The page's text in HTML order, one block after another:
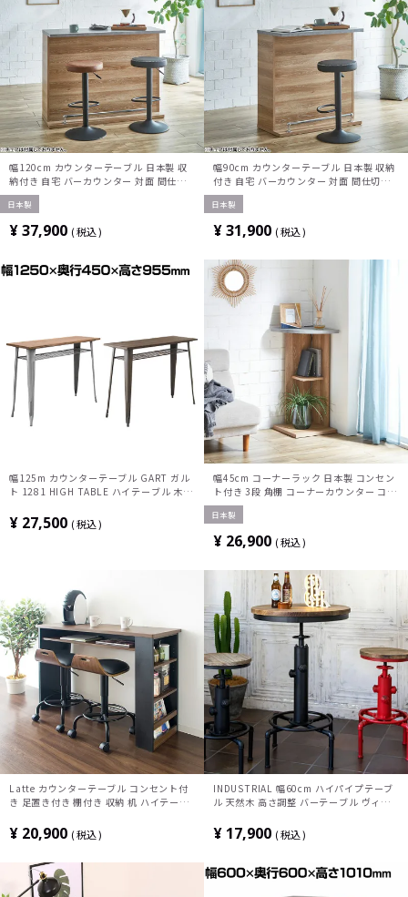
幅120cm カウンターテーブル 日本製 収
納付き 自宅 バーカウンター 対面 間仕切
り ホームバー おしゃれ ナチュラルモダン
ダイニング リビング キッチン 完成品
日本製
¥37,900 税込
幅90cm カウンターテーブル 日本製 収納
付き 自宅 バーカウンター 対面 間仕切り
ホームバー おしゃれ ナチュラルモダン ダ
イニング リビング キッチン 完成品
日本製
¥31,900 税込
幅125m カウンターテーブル GART ガル
ト 1281 HIGH TABLE ハイテーブル 木製
テーブル 収納棚付き モダン クリア ダー
クブラウン
¥ 27,500 税込
幅45cm コーナーラック 日本製 コンセン
ト付き 3段 角棚 コーナーカウンター コー
ナーシェルフ 飾り棚 おしゃれ ナチュラル
モダン リビング 玄関 ナチュラル ブラウ
ン
日本製
¥ 26,900 税込
Latte カウンターテーブル コンセント付
き 足置き付き 棚付き 収納 机 ハイテーブ
¥ 20,900 税込
INDUSTRIAL 幅60cm ハイパイプテーブ
ル 天然木 高さ調整 バーテーブル ヴィン
¥ 17,900 税込